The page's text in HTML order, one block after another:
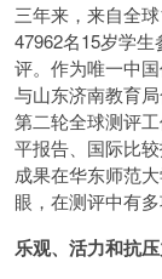
三年来，来自全
47962名15岁学
评。作为唯一中
与山东济南教育
第二轮全球测评
平报告、国际比
成果在华东师范
眼，在测评中有多
乐观、活力和抗